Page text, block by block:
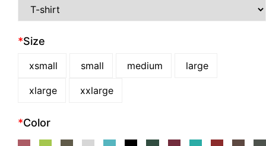
*Size
xsmall small medium large
xlarge xxlarge
*Color